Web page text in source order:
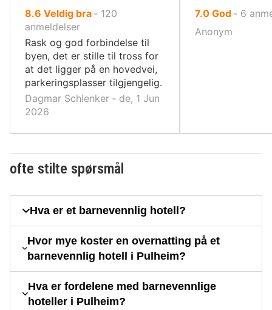
8.6 av
10,
Veldig bra ‐ 120
anmeldelser
Rask og god forbindelse til
byen, det er stille til tross for
at det ligger på en hovedvei,
parkeringsplasser tilgjengelig.
Dagmar Schlenker ‐ de, 1 Jun
2026
7.0av
God ‐ 6
Anonym
ofte stilte spørsmål
Hva er et barnevennlig hotell?
Hvor mye koster en overnatting på et
barnevennlig hotell i Pulheim?
Hva er fordelene med barnevennlige
hoteller i Pulheim?